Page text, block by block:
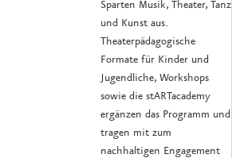
Sparten Musik, Theater, Tanz
und Kunst aus.
Theaterpädagogische
Formate für Kinder und
Jugendliche, Workshops
sowie die stARTacademy
ergänzen das Programm und
tragen mit zum
nachhaltigen Engagement